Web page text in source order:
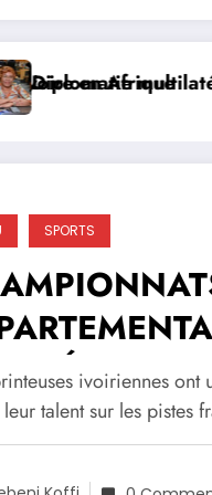
en Afriquemultilatérale :
SPORTS
: DJEHI
ivoiriennes ont
talent sur les pistes